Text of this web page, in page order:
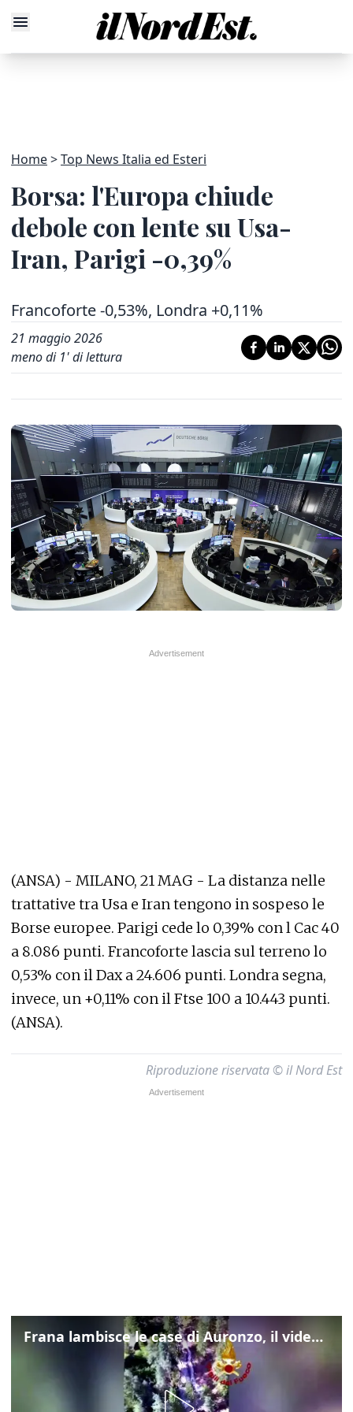
Home Top News Italia ed Esteri
Borsa: l'Europa chiude
debole con lente su Usa-
Iran, Parigi -0,39%
Francoforte -0,53%, Londra +0,11%
21 maggio 2026
meno di 1' di lettura
(ANSA) - MILANO, 21 MAG - La distanza nelle
trattative tra Usa e Iran tengono in sospeso le
Borse europee. Parigi cede lo 0,39% con l Cac 40
a 8.086 punti. Francoforte lascia sul terreno lo
0,53% con il Dax a 24.606 punti. Londra segna,
invece, un +0,11% con il Ftse 100 a 10.443 punti.
(ANSA).
Riproduzione riservata © il Nord Est
Frana lambisce le case di Auronzo, il video dall'elicottero dei vigili del fuoco